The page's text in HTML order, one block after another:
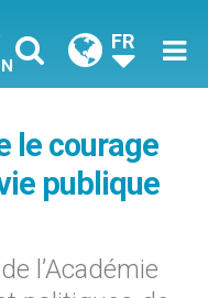
FR
le courage
publique
l’Académie